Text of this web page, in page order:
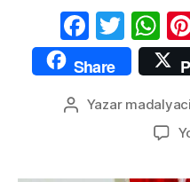
F
a
c
e
T
w
itt
er
W
h
at
s
A
Share
Yazının
Yazar